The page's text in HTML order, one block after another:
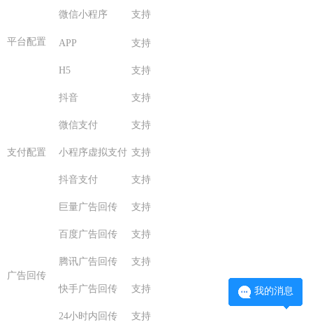
平台配置
微信小程序 支持
APP 支持
H5 支持
抖音 支持
支付配置
微信支付 支持
小程序虚拟支付 支持
抖音支付 支持
广告回传
巨量广告回传 支持
百度广告回传 支持
腾讯广告回传 支持
快手广告回传 支持
24小时内回传 支持
我的消息